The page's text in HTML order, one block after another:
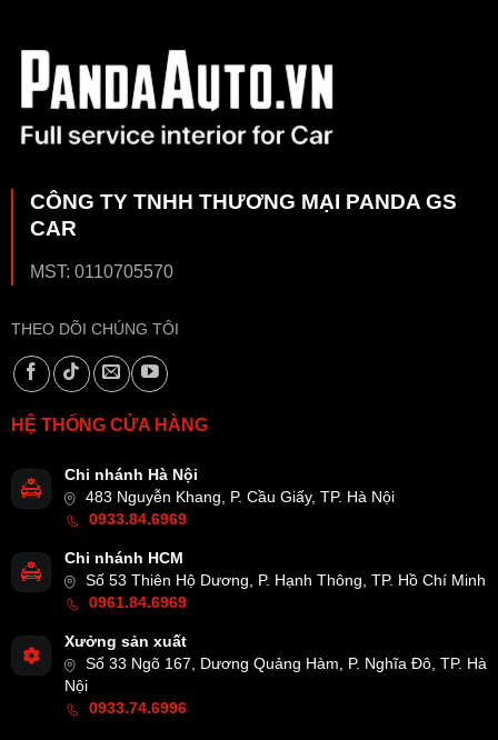
CÔNG TY TNHH THƯƠNG MẠI PANDA GS
CAR
MST: 0110705570
THEO DÕI CHÚNG TÔI
HỆ THỐNG CỬA HÀNG
Chi nhánh Hà Nội
483 Nguyễn Khang, P. Cầu Giấy, TP. Hà Nội
0933.84.6969
Chi nhánh HCM
Số 53 Thiên Hộ Dương, P. Hạnh Thông, TP. Hồ Chí Minh
0961.84.6969
Xưởng sản xuất
Số 33 Ngõ 167, Dương Quảng Hàm, P. Nghĩa Đô, TP. Hà
Nội
0933.74.6996